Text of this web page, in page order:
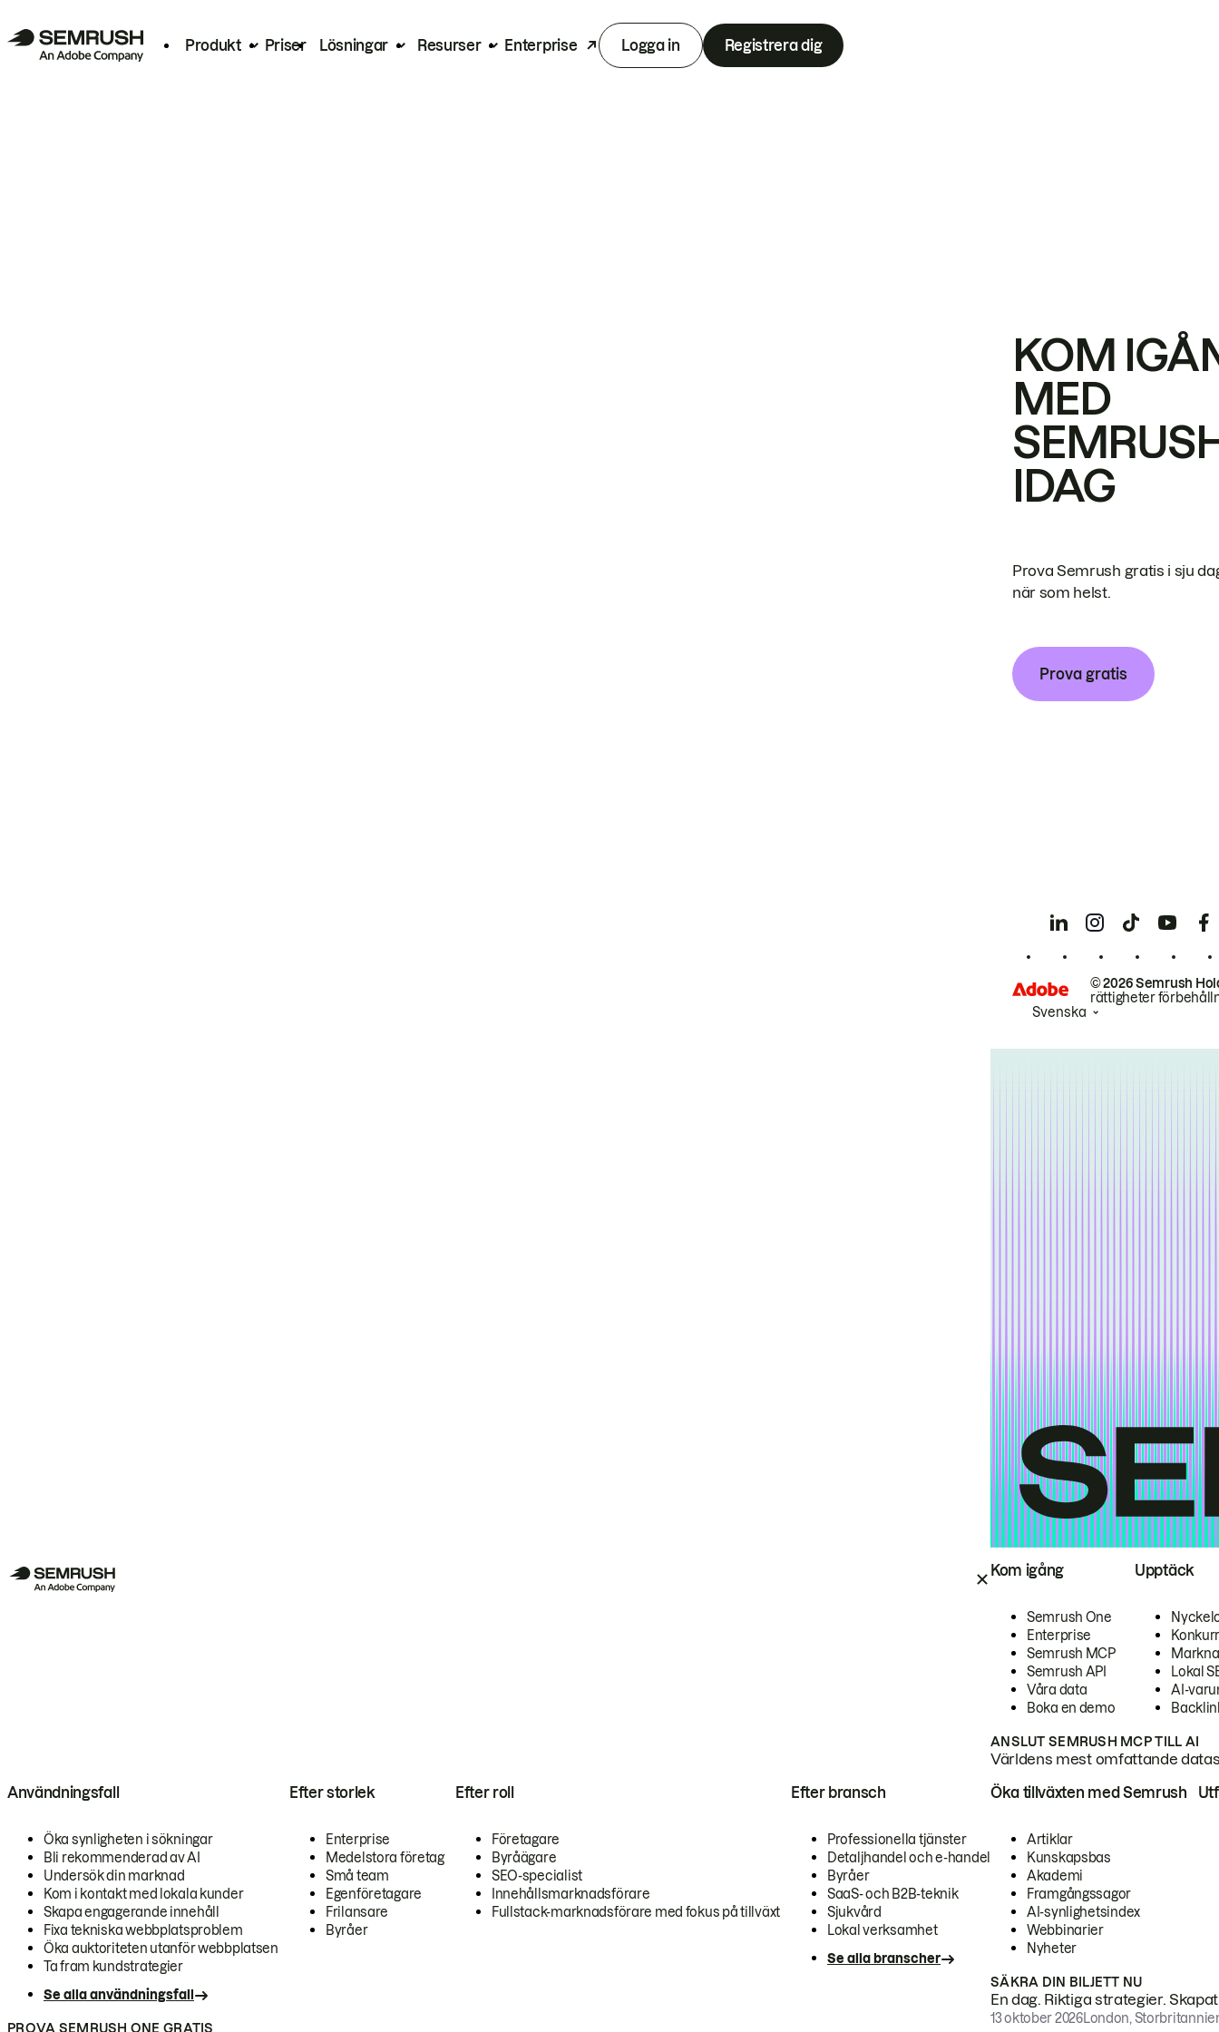
Produkt Priser Lösningar Resurser Enterprise Logga in Registrera dig
Kom igång
Semrush One
Enterprise
Semrush MCP
Semrush API
Våra data
Boka en demo
Upptäck
Lokal
AI-
ANSLUT SEMRUSH MCP TILL AI
Världens mest omfattande
Användningsfall
Öka synligheten i sökningar
Bli rekommenderad av AI
Undersök din marknad
Kom i kontakt med lokala kunder
Skapa engagerande innehåll
Fixa tekniska webbplatsproblem
Öka auktoriteten utanför webbplatsen
Ta fram kundstrategier
Se alla användningsfall
Efter storlek
Enterprise
Medelstora företag
Små team
Egenföretagare
Frilansare
Byråer
Efter roll
Företagare
Byråägare
SEO-specialist
Innehållsmarknadsförare
Fullstack-marknadsförare med fokus på tillväxt
Efter bransch
Professionella tjänster
Detaljhandel och e-handel
Byråer
SaaS- och B2B-teknik
Sjukvård
Lokal verksamhet
Se alla branscher
PROVA SEMRUSH ONE GRATIS
Öka tillväxten med Semrush
Artiklar
Kunskapsbas
Akademi
Framgångssagor
AI-synlighetsindex
Webbinarier
Nyheter
SÄKRA DIN BILJETT NU
En dag. Riktiga strategier.
13 oktober 2026London,
KOM
MED
IDAG
Prova Semrush gratis i sju
när som helst.
Prova gratis
© 2026 Semrush
rättigheter
Svenska